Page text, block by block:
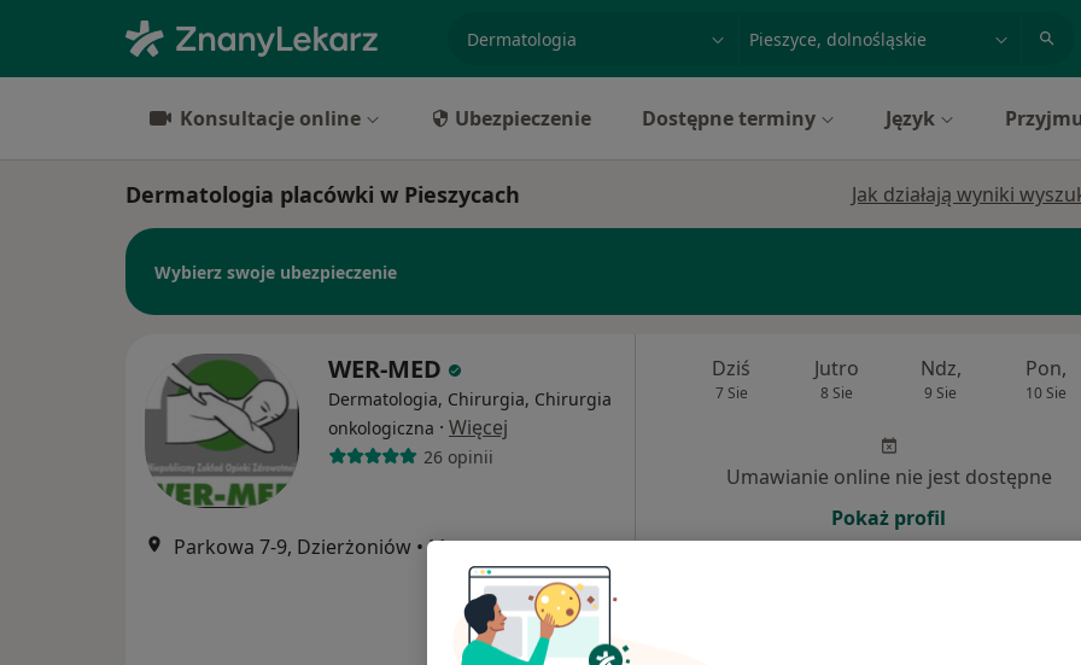
miasto lub dzielnica
Konsultacje online Ubezpieczenie Dostępne terminy Język
Dermatologia placówki w Pieszycach Jak działają wyniki
Wybierz swoje ubezpieczenie
WER-MED
Dermatologia, Chirurgia, Chirurgia
onkologiczna · Więcej
26 opinii
Parkowa 7-9, Dzierżoniów • Mapa
Dziś
7 Sie
Jutro
8 Sie
Ndz,
9 Sie
Pon,
10 Sie
Umawianie online nie jest dostępne
Pokaż profil